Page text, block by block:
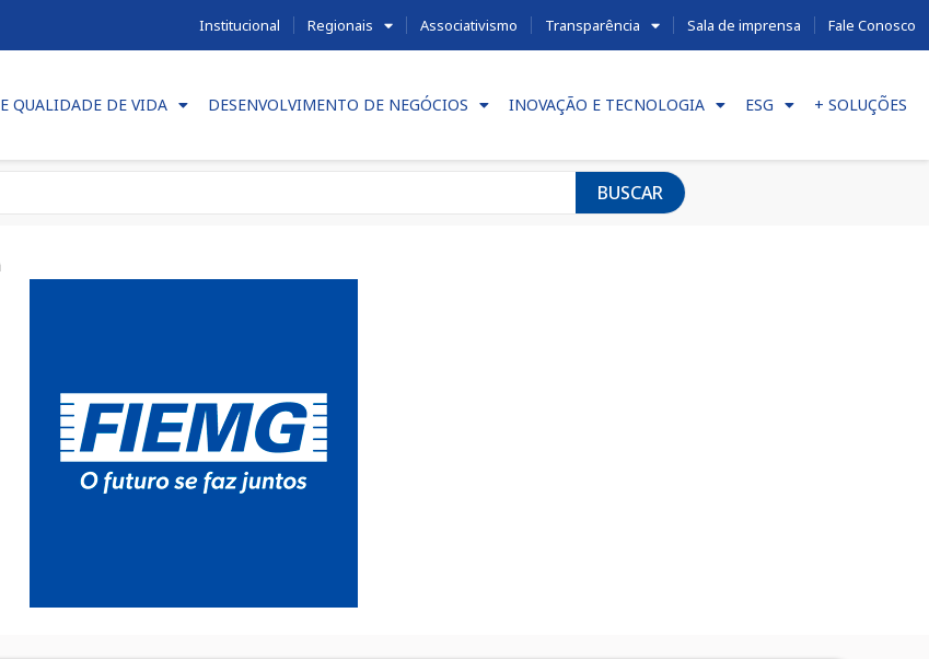
Institucional Regionais Associativismo Transparência Sala de imprensa Fale Conosco
QUALIDADE DE VIDA DESENVOLVIMENTO DE NEGÓCIOS INOVAÇÃO E TECNOLOGIA ESG + SOLUÇÕES
BUSCAR